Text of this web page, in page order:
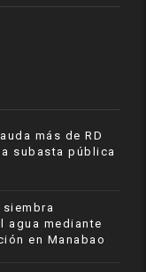
más de RD
subasta pública
agua mediante
en Manabao